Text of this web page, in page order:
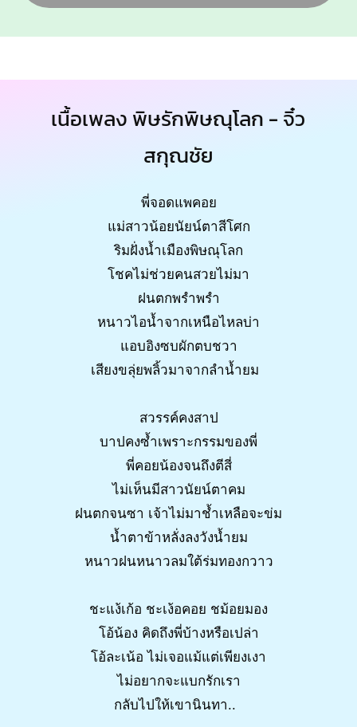
เนื้อเพลง พิษรักพิษณุโลก - จิ๋ว
สกุณชัย
พี่จอดแพคอย
แม่สาวน้อยนัยน์ตาสีโศก
ริมฝั่งน้ำเมืองพิษณุโลก
โชคไม่ช่วยคนสวยไม่มา
ฝนตกพรำพรำ
หนาวไอน้ำจากเหนือไหลบ่า
แอบอิงซบผักตบชวา
เสียงขลุ่ยพลิ้วมาจากลำน้ำยม
สวรรค์คงสาป
บาปคงซ้ำเพราะกรรมของพี่
พี่คอยน้องจนถึงตีสี่
ไม่เห็นมีสาวนัยน์ตาคม
ฝนตกจนซา เจ้าไม่มาช้ำเหลือจะข่ม
น้ำตาข้าหลั่งลงวังน้ำยม
หนาวฝนหนาวลมใต้ร่มทองกวาว
ชะแง้เก้อ ชะเง้อคอย ชม้อยมอง
โอ้น้อง คิดถึงพี่บ้างหรือเปล่า
โอ้ละเน้อ ไม่เจอแม้แต่เพียงเงา
ไม่อยากจะแบกรักเรา
กลับไปให้เขานินทา..